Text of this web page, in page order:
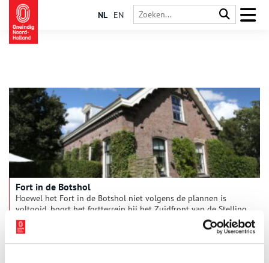
NL EN
Fort in de Botshol
Hoewel het Fort in de Botshol niet volgens de plannen is
voltooid, hoort het fortterrein bij het Zuidfront van de Stelling
van Amsterdam. Het fort moest de dijk langs de Waver en een
deel van de polder verdedigen.